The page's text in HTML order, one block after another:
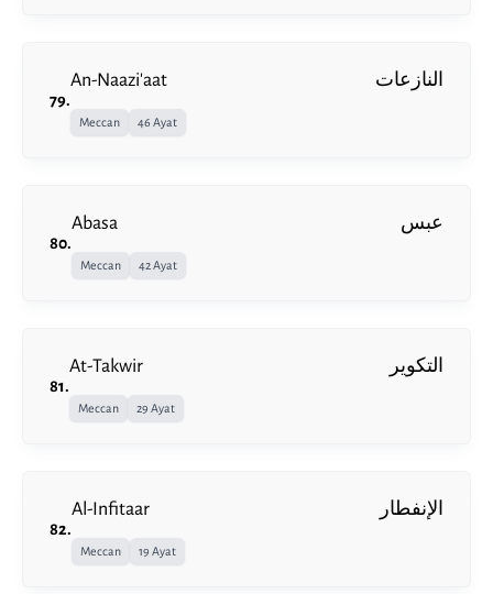
79.
An-Naazi'aat النازعات
Meccan 46 Ayat
80.
Abasa عبس
Meccan 42 Ayat
81.
At-Takwir التكوير
Meccan 29 Ayat
82.
Al-Infitaar الإنفطار
Meccan 19 Ayat